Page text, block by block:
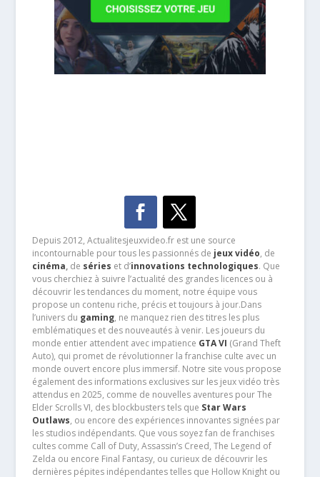
Depuis 2012, Actualitesjeuxvideo.fr est une source
incontournable pour tous les passionnés de jeux vidéo, de
cinéma,de séries et d’innovations technologiques. Que
vous cherchiez à suivre l’actualité des grandes licences ou à
découvrir les tendances du moment, notre équipe vous
propose un contenu riche, précis et toujours à jour.Dans
l’univers du gaming, ne manquez rien des titres les plus
emblématiques et des nouveautés à venir. Les joueurs du
monde entier attendent avec impatience GTA VI (Grand Theft
Auto), qui promet de révolutionner la franchise culte avec un
monde ouvert encore plus immersif. Notre site vous propose
également des informations exclusives sur les jeux vidéo très
attendus en 2025, comme de nouvelles aventures pour The
Elder Scrolls VI, des blockbusters tels que Star Wars
Outlaws, ou encore des expériences innovantes signées par
les studios indépendants. Que vous soyez fan de franchises
cultes comme Call of Duty, Assassin’s Creed, The Legend of
Zelda ou encore Final Fantasy, ou curieux de découvrir les
dernières pépites indépendantes telles que Hollow Knight ou